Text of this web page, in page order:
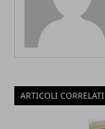
ARTICOLI CORRELATI